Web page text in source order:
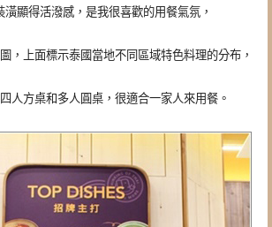
潢顯得活潑感，是我很喜歡的用餐氣氛，
，上面標示泰國當地不同區域特色料理的分布，
人方桌和多人圓桌，很適合一家人來用餐。